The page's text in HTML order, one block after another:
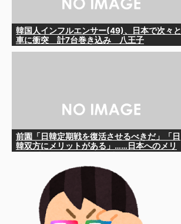
韓国人インフルエンサー(49)、日本で次々と
車に衝突 計7台巻き込み 八王子
前園「日韓定期戦を復活させるべきだ」「日
韓双方にメリットがある」……日本へのメリ